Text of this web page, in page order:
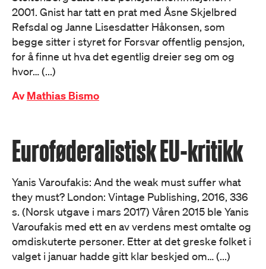
2001. Gnist har tatt en prat med Åsne Skjelbred
Refsdal og Janne Lisesdatter Håkonsen, som
begge sitter i styret for Forsvar offentlig pensjon,
for å finne ut hva det egentlig dreier seg om og
hvor… (...)
AvMathias Bismo
Euroføderalistisk EU-kritikk
Yanis Varoufakis: And the weak must suffer what
they must? London: Vintage Publishing, 2016, 336
s. (Norsk utgave i mars 2017) Våren 2015 ble Yanis
Varoufakis med ett en av verdens mest omtalte og
omdiskuterte personer. Etter at det greske folket i
valget i januar hadde gitt klar beskjed om… (...)